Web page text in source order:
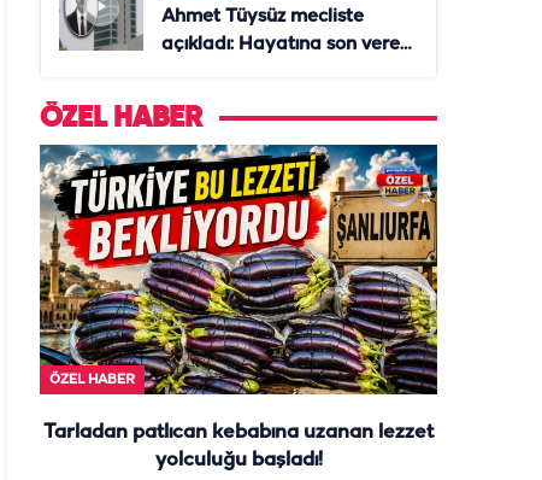
Ahmet Tüysüz mecliste
açıkladı: Hayatına son veren
ÖZEL HABER
ÖZEL HABER
Tarladan patlıcan kebabına uzanan lezzet
yolculuğu başladı!